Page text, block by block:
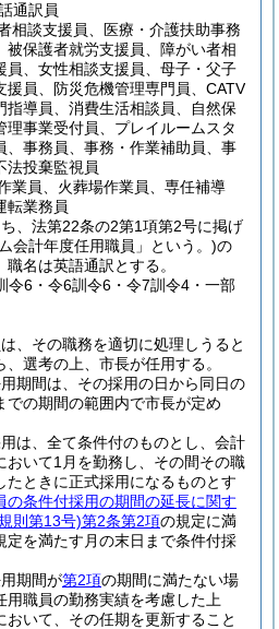
通訳員
談支援員、医療・介護扶助事務
被保護者就労支援員、障がい者相
員、女性相談支援員、母子・父子
援員、防災危機管理専門員、CATV
指導員、消費生活相談員、自然保
理事業受付員、プレイルームスタ
、事務員、事務・作業補助員、事
法投棄監視員
員、火葬場作業員、専任補導
転業務員
、法第22条の2第1項第2号に掲げ
会計年度任用職員」という。)の
名は英語通訳とする。
令6・令6訓令6・令7訓令4・一部
、その職務を適切に処理しうると
選考の上、市長が任用する。
期間は、その採用の日から同日の
での期間の範囲内で市長が定め
は、全て条件付のものとし、会計
おいて1月を勤務し、その間その職
たときに正式採用になるものとす
の条件付採用の期間の延長に関す
則第13号)第2条第2項の規定に満
定を満たす月の末日まで条件付採
期間が第2項の期間に満たない場
用職員の勤務実績を考慮した上
おいて、その任期を更新すること